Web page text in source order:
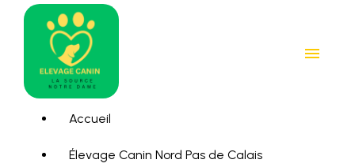
menu
Accueil
Élevage Canin Nord Pas de Calais
Panneau de gestion des cookies